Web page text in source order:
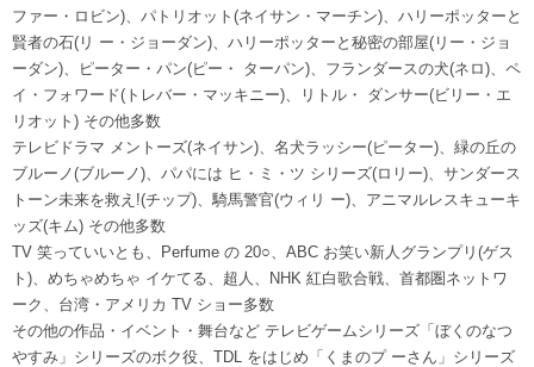
ファー・ロビン)、パトリオット(ネイサン・マーチン)、ハリーポッターと
賢者の石(リ ー・ジョーダン)、ハリーポッターと秘密の部屋(リー・ジョ
ーダン)、ピーター・パン(ピー・ ターパン)、フランダースの犬(ネロ)、ペ
イ・フォワード(トレバー・マッキニー)、リトル・ ダンサー(ビリー・エ
リオット) その他多数
テレビドラマ メントーズ(ネイサン)、名犬ラッシー(ピーター)、緑の丘の
ブルーノ(ブルーノ)、パパには ヒ・ミ・ツ シリーズ(ロリー)、サンダース
トーン未来を救え!(チップ)、騎馬警官(ウィリ ー)、アニマルレスキューキ
ッズ(キム) その他多数
TV 笑っていいとも、Perfume の 20○、ABC お笑い新人グランプリ(ゲス
ト)、めちゃめちゃ イケてる、超人、NHK 紅白歌合戦、首都圏ネットワ
ーク、台湾・アメリカ TV ショー多数
その他の作品・イベント・舞台など テレビゲームシリーズ「ぼくのなつ
やすみ」シリーズのボク役、TDL をはじめ「くまのプ ーさん」シリーズ